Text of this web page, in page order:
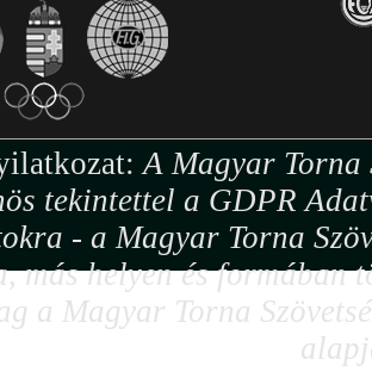
A Magyar Torna
tekintettel a GDPR
- a Magyar Torna
más helyen és formában
a Magyar Torna